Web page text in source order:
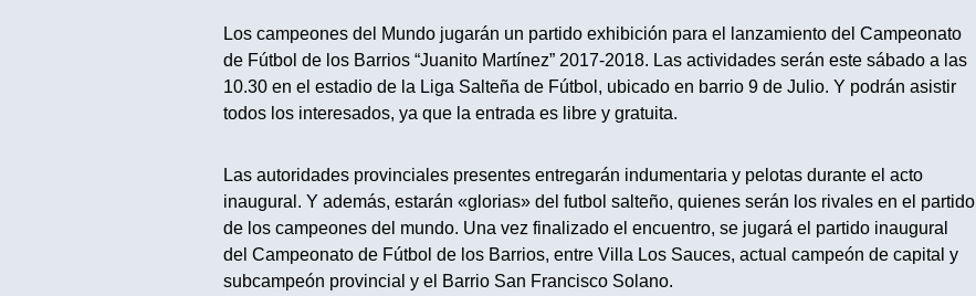
Los campeones del Mundo jugarán un partido exhibición para el lanzamiento del Campeonato
de Fútbol de los Barrios “Juanito Martínez” 2017-2018. Las actividades serán este sábado a las
10.30 en el estadio de la Liga Salteña de Fútbol, ubicado en barrio 9 de Julio. Y podrán asistir
todos los interesados, ya que la entrada es libre y gratuita.
Las autoridades provinciales presentes entregarán indumentaria y pelotas durante el acto
inaugural. Y además, estarán «glorias» del futbol salteño, quienes serán los rivales en el partido
de los campeones del mundo. Una vez finalizado el encuentro, se jugará el partido inaugural
del Campeonato de Fútbol de los Barrios, entre Villa Los Sauces, actual campeón de capital y
subcampeón provincial y el Barrio San Francisco Solano.